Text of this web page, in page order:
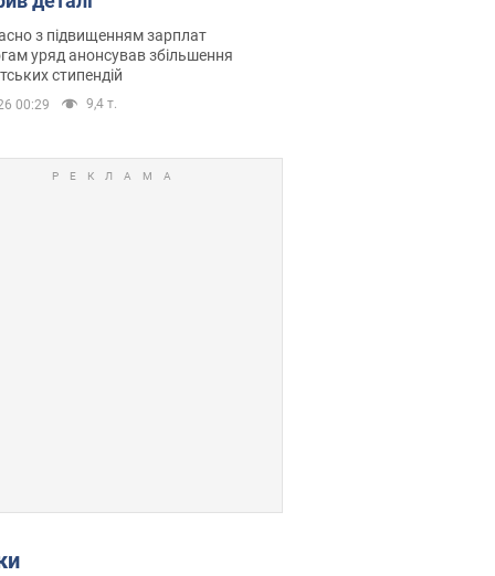
з підвищенням зарплат
уряд анонсував збільшення
стипендій
00:29 9,4 т.